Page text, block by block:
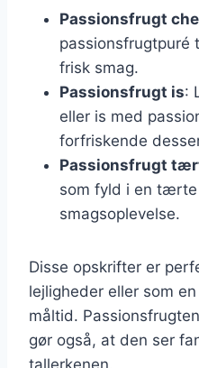
Passionsfrugt
passionsfrugtpuré
frisk smag.
Passionsfrugt is:
eller is med
forfriskende
Passionsfrugt
som fyld i en tærte
smagsoplevelse.
Disse opskrifter er
lejligheder eller som
måltid.
gør også, at den ser
tallerkenen.